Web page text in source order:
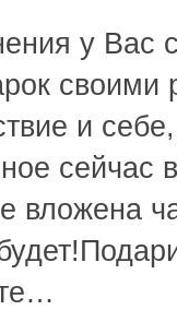
у Вас
своими
и
вложена